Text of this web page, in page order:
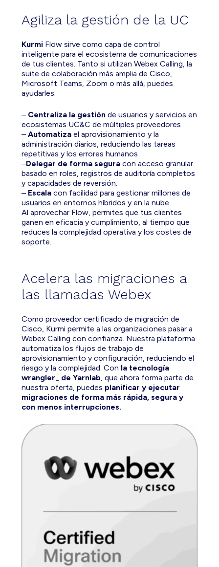
Agiliza la gestión de la UC
Kurmi Flow sirve como capa de control
inteligente para el ecosistema de comunicaciones
de tus clientes. Tanto si utilizan Webex Calling, la
suite de colaboración más amplia de Cisco,
Microsoft Teams, Zoom o más allá, puedes
ayudarles:
– Centraliza la gestión de usuarios y servicios en
ecosistemas UC&C de múltiples proveedores
– Automatiza el aprovisionamiento y la
administración diarios, reduciendo las tareas
repetitivas y los errores humanos
–Delegar de forma segura con acceso granular
basado en roles, registros de auditoría completos
y capacidades de reversión.
– Escala con facilidad para gestionar millones de
usuarios en entornos híbridos y en la nube
Al aprovechar Flow, permites que tus clientes
ganen en eficacia y cumplimiento, al tiempo que
reduces la complejidad operativa y los costes de
soporte.
Acelera las migraciones a
las llamadas Webex
Como proveedor certificado de migración de
Cisco, Kurmi permite a las organizaciones pasar a
Webex Calling con confianza. Nuestra plataforma
automatiza los flujos de trabajo de
aprovisionamiento y configuración, reduciendo el
riesgo y la complejidad. Con la tecnología
wrangler_ de Yarnlab, que ahora forma parte de
nuestra oferta, puedes planificar y ejecutar
migraciones de forma más rápida, segura y
con menos interrupciones.